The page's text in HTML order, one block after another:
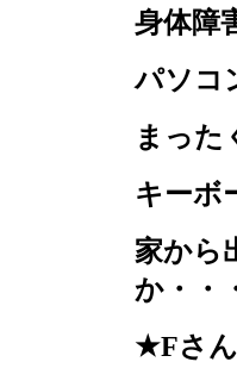
身体障
パソコ
まった
キーボ
家から
か・・
★Fさ